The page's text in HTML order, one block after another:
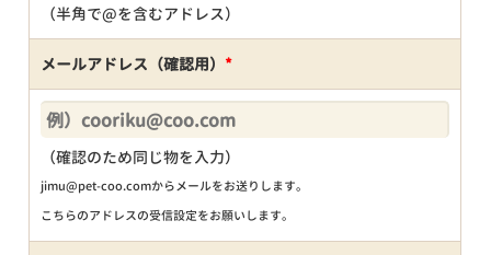
（半角で@を含むアドレス）
メールアドレス（確認用） *
（確認のため同じ物を入力）
jimu@pet-coo.comからメールをお送りします。
こちらのアドレスの受信設定をお願いします。